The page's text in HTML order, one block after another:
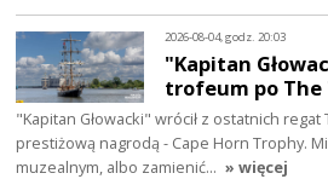
2026-08-04, godz. 20:03
"Kapitan
trofeum po The
"Kapitan Głowacki" wrócił z ostatnich regat
prestiżową nagrodą - Cape Horn Trophy.
muzealnym, albo zamienić… » więcej